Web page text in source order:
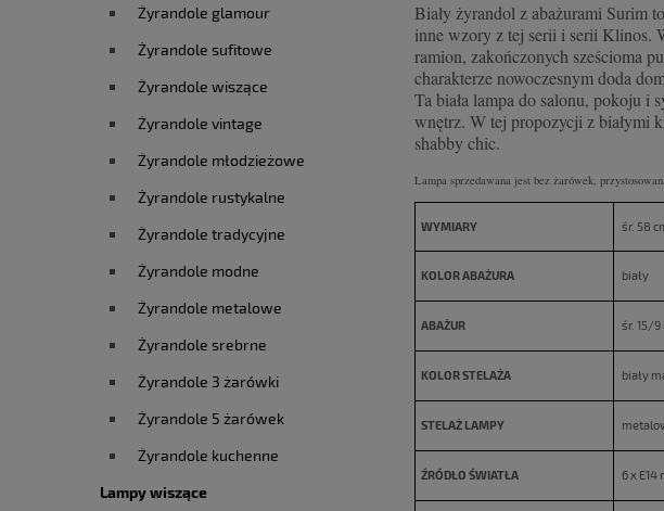
Żyrandole glamour
Żyrandole sufitowe
Żyrandole wiszące
Żyrandole vintage
Żyrandole młodzieżowe
Żyrandole rustykalne
Żyrandole tradycyjne
Żyrandole modne
Żyrandole metalowe
Żyrandole srebrne
Żyrandole 3 żarówki
Żyrandole 5 żarówek
Żyrandole kuchenne
Lampy wiszące
Biały żyrandol z abażurami Surim
inne wzory z tej serii i serii Klinos.
ramion, zakończonych sześcioma
charakterze nowoczesnym doda
Ta biała lampa do salonu, pokoju i
wnętrz. W tej propozycji z białymi
shabby chic.
Lampa sprzedawana jest bez żarówek,
WYMIARY śr. 58
KOLOR ABAŻURA biały
ABAŻUR śr. 15/9
KOLOR STELAŻA biały
STELAŻ LAMPY
ŹRÓDŁO ŚWIATŁA 6 x E14